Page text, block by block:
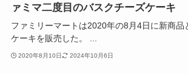
ァミマ二度目のバスクチーズケーキ
ファミリーマートは2020年の8月4日に新商品
ケーキを販売した。 ...
2020年8月10日 2024年10月6日